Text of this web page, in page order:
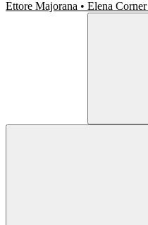
Ettore Majorana • Elena Corner